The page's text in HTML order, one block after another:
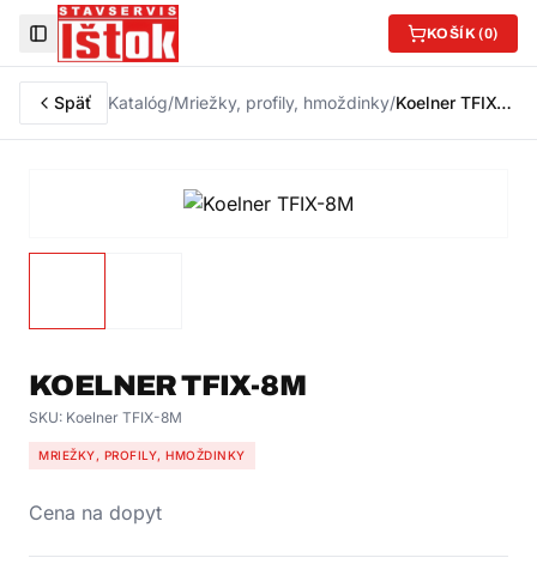
Toggle Sidebar KOŠÍK (0)
Späť Katalóg/Mriežky, profily, hmoždinky/ Koelner TFIX-8M
KOELNER TFIX-8M
SKU: Koelner TFIX-8M
MRIEŽKY, PROFILY, HMOŽDINKY
Cena na dopyt